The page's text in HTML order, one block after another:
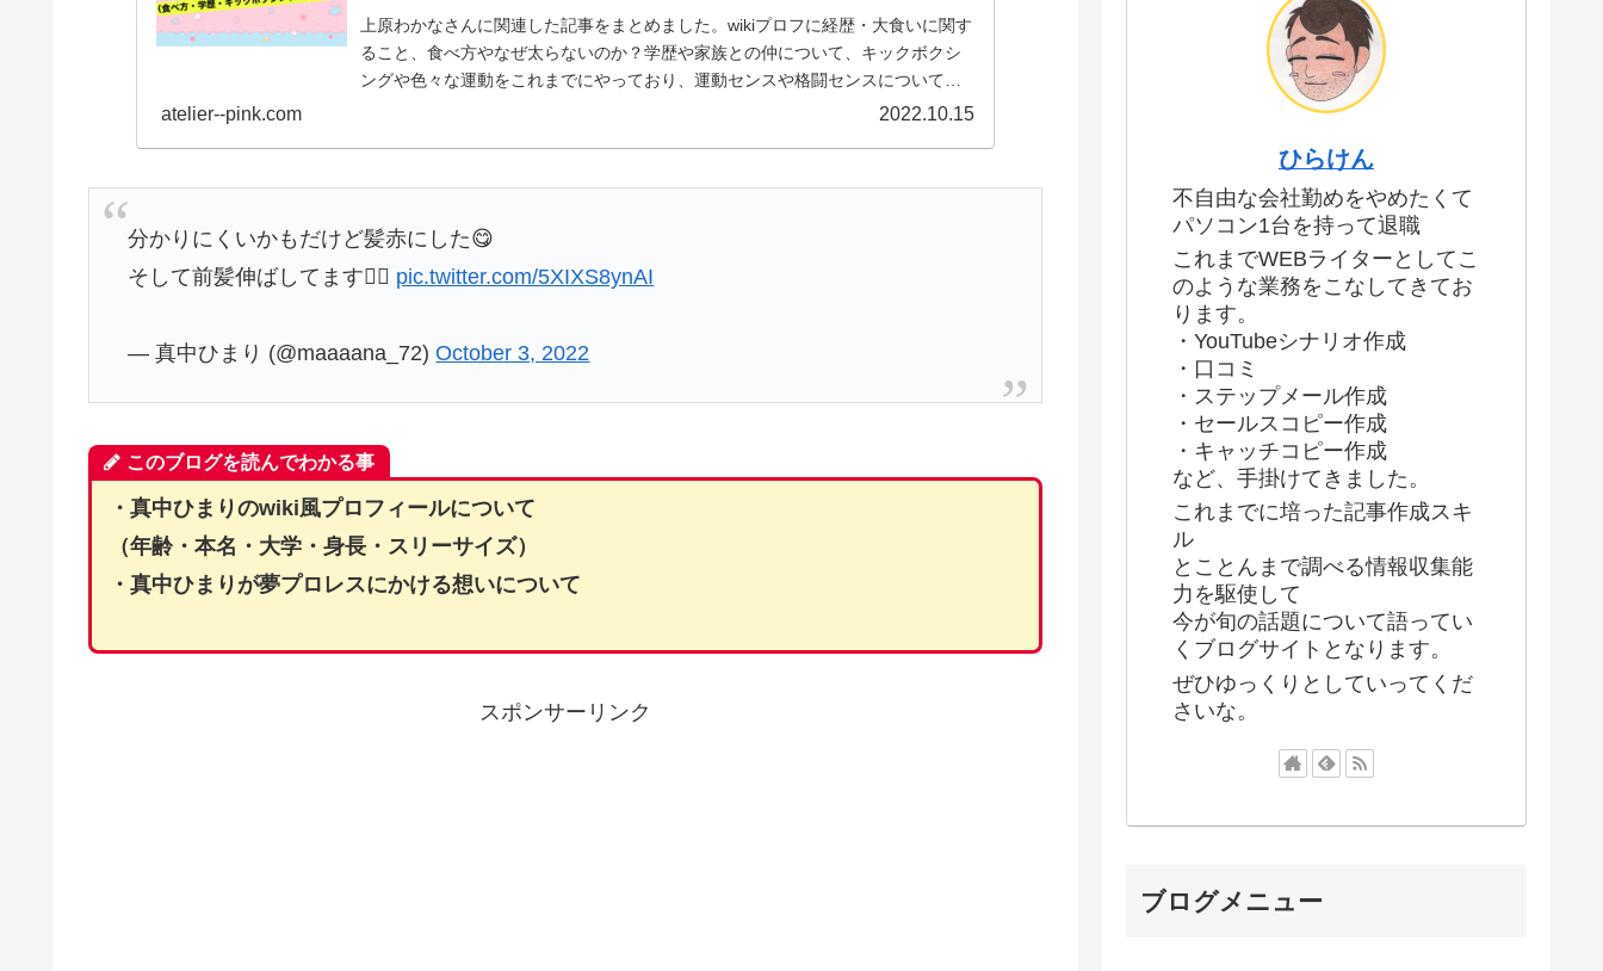
上原わかなさんに関連した記事をまとめました。wikiプロフに経歴・大食いに関す
ること、食べ方やなぜ太らないのか？学歴や家族との仲について、キックボクシ
ングや色々な運動をこれまでにやっており、運動センスや格闘センスについて、
また挑戦している夢プロレスについて書いた記事についてまとめました。
atelier--pink.com 2022.10.15
分かりにくいかもだけど髪赤にした😋
そして前髪伸ばしてます🙋‍♀️ pic.twitter.com/5XIXS8ynAI
— 真中ひまり (@maaaana_72)October 3, 2022
このブログを読んでわかる事
・真中ひまりのwiki風プロフィールについて
（年齢・本名・大学・身長・スリーサイズ）
・真中ひまりが夢プロレスにかける想いについて
スポンサーリンク
ひらけん
不自由な会社勤めをやめたくて
パソコン1台を持って退職
これまでWEBライターとしてこ
のような業務をこなしてきてお
ります。
・YouTubeシナリオ作成
・口コミ
・ステップメール作成
・セールスコピー作成
・キャッチコピー作成
など、手掛けてきました。
これまでに培った記事作成スキ
ル
とことんまで調べる情報収集能
力を駆使して
今が旬の話題について語ってい
くブログサイトとなります。
ぜひゆっくりとしていってくだ
さいな。
ブログメニュー